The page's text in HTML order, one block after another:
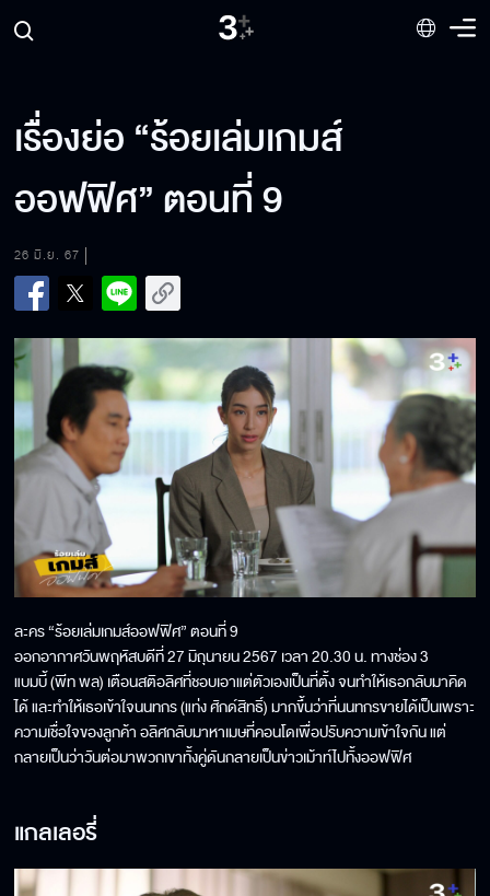
เรื่องย่อ “ร้อยเล่มเกมส์
ออฟฟิศ” ตอนที่ 9
26 มิ.ย. 67
ละคร “ร้อยเล่มเกมส์ออฟฟิศ” ตอนที่ 9
ออกอากาศวันพฤหัสบดีที่ 27 มิถุนายน 2567 เวลา 20.30 น. ทางช่อง 3
แบมบี้(พีทพล) เตือนสติอลิศที่ชอบเอาแต่ตัวเองเป็นที่ตั้งจนทำให้เธอกลับมาคิด
ได้และทำให้เธอเข้าใจนนทกร(แท่งศักด์สิทธิ์)มากขึ้นว่าที่นนทกรขายได้เป็นเพราะ
ความเชื่อใจของลูกค้าอลิศกลับมาหาเมษที่คอนโดเพื่อปรับความเข้าใจกันแต่
กลายเป็นว่าวันต่อมาพวกเขาทั้งคู่ดันกลายเป็นข่าวเม้าท์ไปทั้งออฟฟิศ
แกลเลอรี่